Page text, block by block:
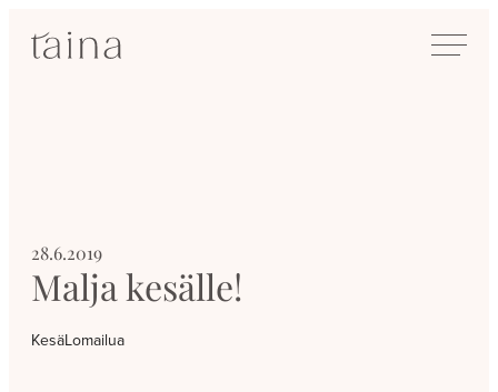
suoraan
SisustusTaina
28.6.2019
Malja kesälle!
KesäLomailua